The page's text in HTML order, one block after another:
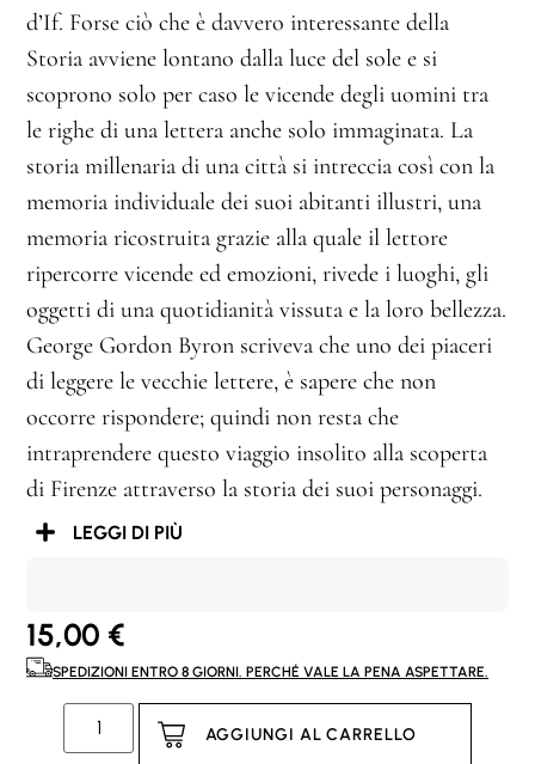
d’If. Forse ciò che è davvero interessante della
Storia avviene lontano dalla luce del sole e si
scoprono solo per caso le vicende degli uomini tra
le righe di una lettera anche solo immaginata. La
storia millenaria di una città si intreccia così con la
memoria individuale dei suoi abitanti illustri, una
memoria ricostruita grazie alla quale il lettore
ripercorre vicende ed emozioni, rivede i luoghi, gli
oggetti di una quotidianità vissuta e la loro bellezza.
George Gordon Byron scriveva che uno dei piaceri
di leggere le vecchie lettere, è sapere che non
occorre rispondere; quindi non resta che
intraprendere questo viaggio insolito alla scoperta
di Firenze attraverso la storia dei suoi personaggi.
LEGGI DI PIÙ
15,00 €
SPEDIZIONI ENTRO 8 GIORNI. PERCHÉ VALE LA PENA ASPETTARE.
AGGIUNGI AL CARRELLO